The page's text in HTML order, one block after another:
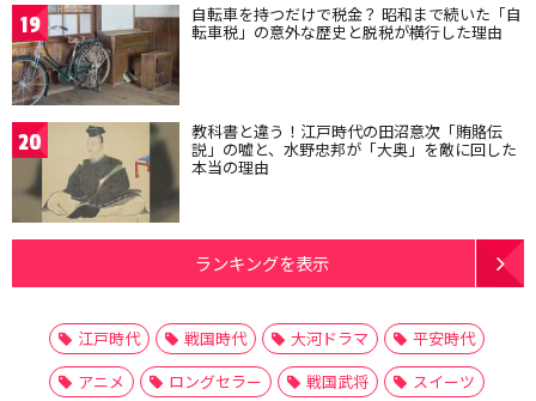
19 自転車を持つだけで税金？ 昭和まで続いた「自
転車税」の意外な歴史と脱税が横行した理由
20 教科書と違う！江戸時代の田沼意次「賄賂伝
説」の嘘と、水野忠邦が「大奥」を敵に回した
本当の理由
ランキングを表示
江戸時代 戦国時代 大河ドラマ
平安時代
アニメ
ロングセラー 戦国武将
スイーツ